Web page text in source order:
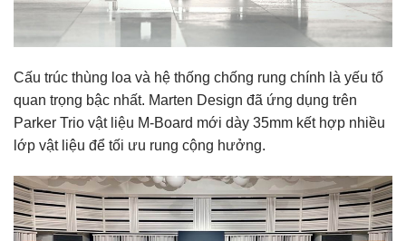
Cấu trúc thùng loa và hệ thống chống rung chính là yếu tố
quan trọng bậc nhất. Marten Design đã ứng dụng trên
Parker Trio vật liệu M-Board mới dày 35mm kết hợp nhiều
lớp vật liệu để tối ưu rung cộng hưởng.